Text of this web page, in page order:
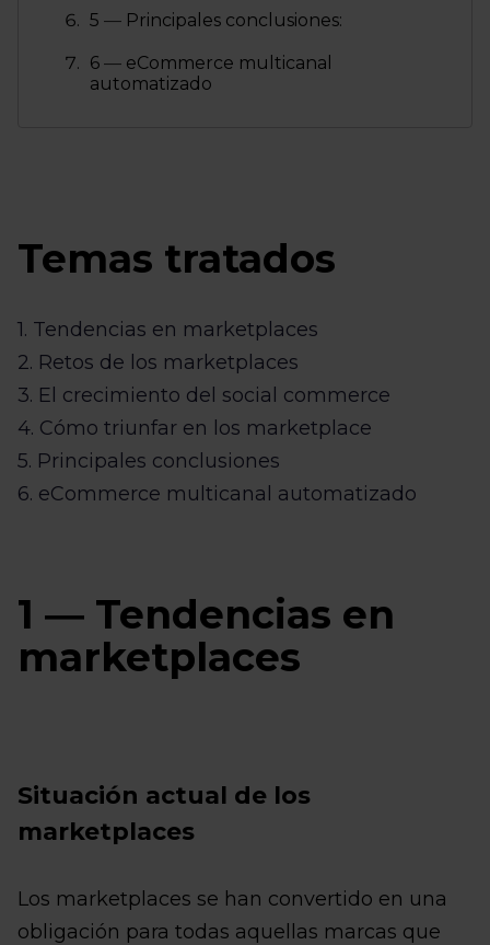
5 ― Principales conclusiones:
6 ― eCommerce multicanal
automatizado
Temas tratados
1. Tendencias en marketplaces
2. Retos de los marketplaces
3. El crecimiento del social commerce
4. Cómo triunfar en los marketplace
5. Principales conclusiones
6. eCommerce multicanal automatizado
1 ― Tendencias en
marketplaces
Situación actual de los
marketplaces
Los marketplaces se han convertido en una
obligación para todas aquellas marcas que